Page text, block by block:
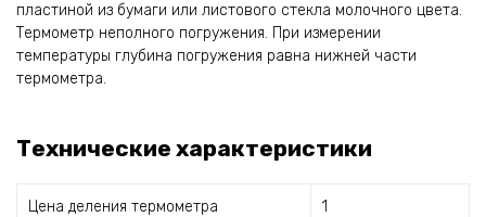
пластиной из бумаги или листового стекла молочного цвета.
Термометр неполного погружения. При измерении
температуры глубина погружения равна нижней части
термометра.
Технические характеристики
Цена деления термометра 1